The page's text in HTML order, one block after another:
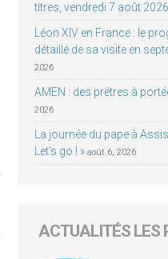
titres, vendredi 7 août 2026
Léon XIV en France : le
détaillé de sa visite en
2026
AMEN : des prêtres à
2026
La journée du pape à
Let’s go ! » août 6, 2026
ACTUALITÉS LES